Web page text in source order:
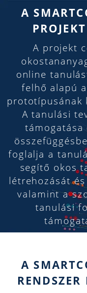
A
A projekt
online
felhő alapú
prototípusának
A tanulási
támogatása
foglalja a
segítő okos
létrehozását
valamint a
tanulási
A
RENDSZER